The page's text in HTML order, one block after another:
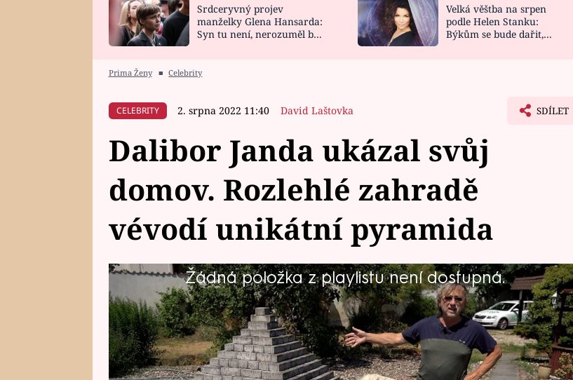
HOROSKOP NA
CELEBRITY
VAŘENÍ
NOVINKY
VIDEORECEPTY
Srdceryvný projev
manželky Glena Hansarda:
Syn tu není, nerozuměl by
Velká věštba na srpen
podle Helen Stanku:
Býkům se bude dařit,
Prima Ženy ■ Celebrity
CELEBRITY 2. srpna 2022 11:40 David Laštovka SDÍLET
Dalibor Janda ukázal svůj
domov. Rozlehlé zahradě
vévodí unikátní pyramida
Žádná položka z playlistu není dostupná.
Trojnásobný český slavík Dalibor Janda (69) našel životní klid a pohodu
v domku u Prahy, který se pyšní rozlehlou zahradou. Zpěvák se
pochlubil, že je nejen vášnivým pěstitelem zeleniny a bylinek, ale také
obdivovatelem zajímavých soch a sběratelem až bizarních předmětů.
Redakci mimo jiné ukázal i unikátní pyramidu.